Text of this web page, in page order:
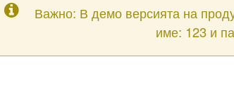
Важно: В демо версията на
име: 123 и